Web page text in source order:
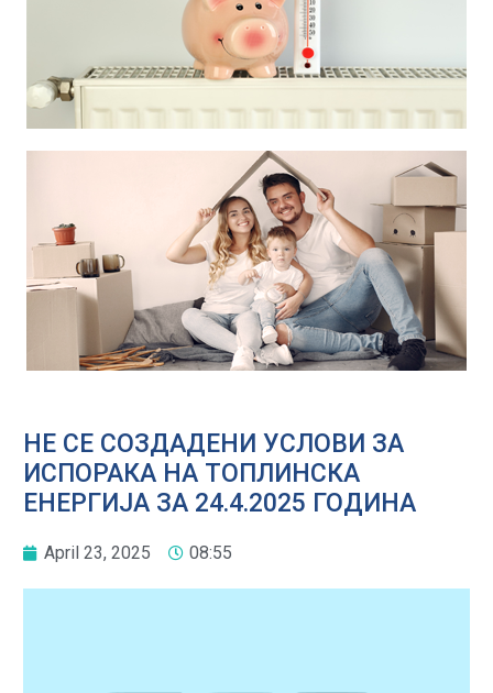
НЕ СЕ СОЗДАДЕНИ УСЛОВИ ЗА
ИСПОРАКА НА ТОПЛИНСКА
ЕНЕРГИЈА ЗА 24.4.2025 ГОДИНА
April 23, 2025 08:55